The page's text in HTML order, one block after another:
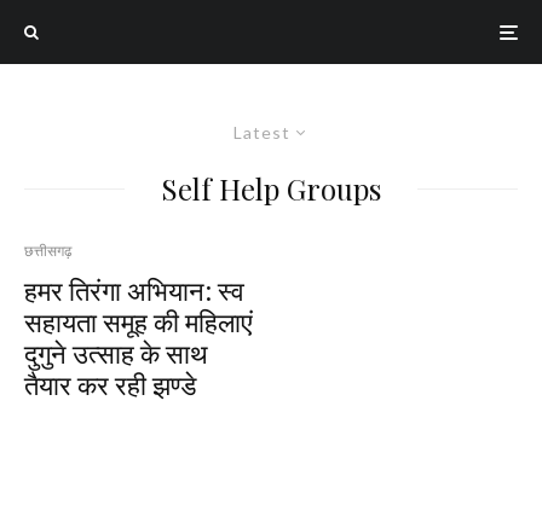
Latest
Self Help Groups
छत्तीसगढ़
हमर तिरंगा अभियान: स्व
सहायता समूह की महिलाएं
दुगुने उत्साह के साथ
तैयार कर रही झण्डे